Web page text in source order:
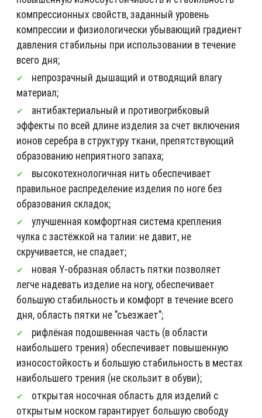
компрессионных свойств, заданный уровень
компрессии и физиологически убывающий градиент
давления стабильны при использовании в течение
всего дня;
непрозрачный дышащий и отводящий влагу
материал;
антибактериальный и противогрибковый
эффекты по всей длине изделия за счет включения
ионов серебра в структуру ткани, препятствующий
образованию неприятного запаха;
высокотехнологичная нить обеспечивает
правильное распределение изделия по ноге без
образования складок;
улучшенная комфортная система крепления
чулка с застёжкой на талии: не давит, не
скручивается, не спадает;
новая Y-образная область пятки позволяет
легче надевать изделие на ногу, обеспечивает
большую стабильность и комфорт в течение всего
дня, область пятки не "съезжает";
рифлёная подошвенная часть (в области
наибольшего трения) обеспечивает повышенную
износостойкость и большую стабильность в местах
наибольшего трения (не скользит в обуви);
открытая носочная область для изделий с
открытым носком гарантирует большую свободу